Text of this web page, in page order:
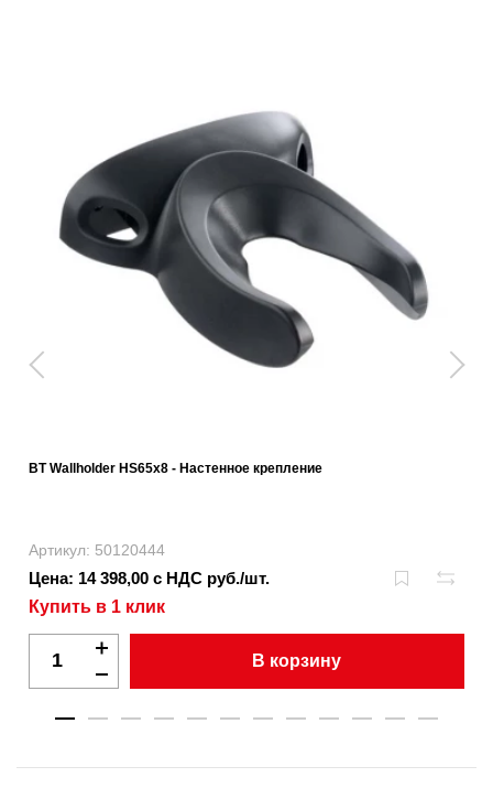
BT Wallholder HS65x8 - Настенное крепление
Артикул: 50120444
Цена: 14 398,00 с НДС руб./шт.
Купить в 1 клик
В корзину